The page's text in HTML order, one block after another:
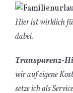
Hier ist wirklich
dabei.
Transparenz-
wir auf eigene
setze ich als